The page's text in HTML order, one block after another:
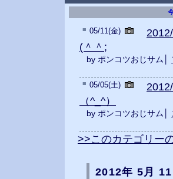
■ 05/11(金)
(＾＾;
by ポンコツおじサム│
■ 05/05(土)
（^_^）
by ポンコツおじサム│
>>このカテゴリー
2012年 5月